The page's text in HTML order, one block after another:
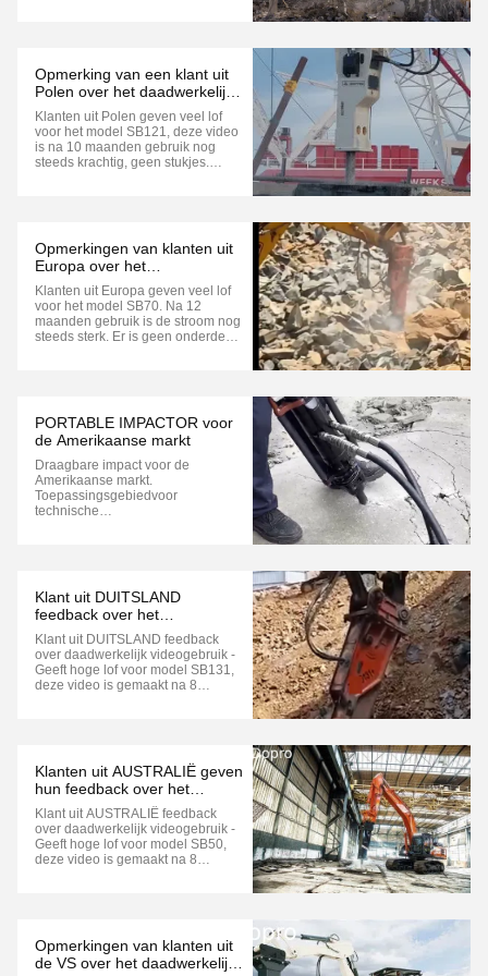
Opmerking van een klant uit
Polen over het daadwerkelijke
videogebruik-Heel veel lof
voor model SB 121
Klanten uit Polen geven veel lof
voor het model SB121, deze video
is na 10 maanden gebruik nog
steeds krachtig, geen stukjes.
Opmerkingen van klanten uit
Europa over het
daadwerkelijke videogebruik-
Hoge lof voor model SB70
Klanten uit Europa geven veel lof
voor het model SB70. Na 12
maanden gebruik is de stroom nog
steeds sterk. Er is geen onderdeel
PORTABLE IMPACTOR voor
de Amerikaanse markt
Draagbare impact voor de
Amerikaanse markt.
Toepassingsgebiedvoor
technische
wetlands; ontlastingonderzoek van
vijvers; archeologisch
onderzoek;chemische ...
Klant uit DUITSLAND
feedback over het
daadwerkelijke videogebruik-
Geef veel lof voor model
SB131
Klant uit DUITSLAND feedback
over daadwerkelijk videogebruik -
Geeft hoge lof voor model SB131,
deze video is gemaakt na 8
Klanten uit AUSTRALIË geven
hun feedback over het
gebruik van video's. Ze
prijzen het model SB50
Klant uit AUSTRALIË feedback
over daadwerkelijk videogebruik -
Geeft hoge lof voor model SB50,
deze video is gemaakt na 8
Opmerkingen van klanten uit
de VS over het daadwerkelijke